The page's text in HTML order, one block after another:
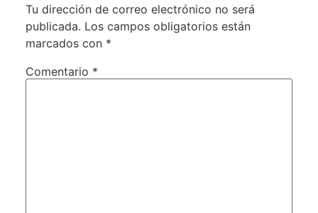
Tu dirección de correo electrónico no será
publicada. Los campos obligatorios están
marcados con *
Comentario *